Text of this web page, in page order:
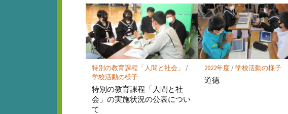
マ
ー
ク
に
保
存
特別の教育課程「人間と社会」 /
学校活動の様子
特別の教育課程「人間と社
会」の実施状況の公表につい
て
2022年度/学校活動の様子
道徳